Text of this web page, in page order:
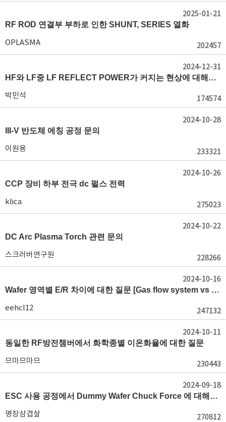
RF ROD 연결부 부하로 인한 SHUNT, SERIES 열화
OPLASMA 202457
2025-01-21
HF와 LF중 LF REFLECT POWER가 커지는 현상에 대해서 도움이 필요합니다.
박민석 174574
2024-12-31
III-V 반도체 에칭 공정 문의
이원용 233321
2024-10-28
CCP 장비 하부 전극 dc 펄스 전력
klica 275023
2024-10-26
DC Arc Plasma Torch 관련 문의
스크러버연구원 228266
2024-10-22
Wafer 영역별 E/R 차이에 대한 질문 [Gas flow system vs E/R]
eehcl12 247132
2024-10-16
동일한 RF방전챔버에서 화학종별 이온화율에 대한 질문
므마므마므 230443
2024-10-11
ESC 사용 공정에서 Dummy Wafer Chuck Force 에 대해서 궁급합니다
명장삼겹살 270812
2024-09-18